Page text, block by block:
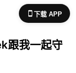
下载 APP
跟我一起守